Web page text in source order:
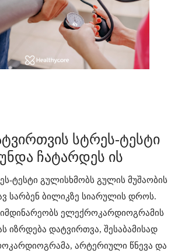
სტრეს-ტესტი
ჩატარდეს ის
ტესტი გულისხმობს გულის მუშაობის
სარბენ ბილიკზე სიარულის დროს.
ელექროკარდიოგრამის
იზრდება დატვირთვა, შესაბამისად
არტერიული წნევა და